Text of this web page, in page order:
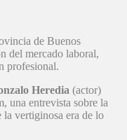
de Buenos
del mercado laboral,
profesional.
Heredia (actor)
una entrevista sobre la
la vertiginosa era de lo